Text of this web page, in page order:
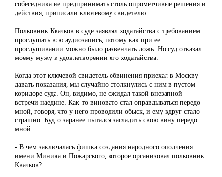
собеседника не предпринимать столь опрометчивые решения и
действия, приписали ключевому свидетелю.
Полковник Квачков в суде заявлял ходатайства с требованием
прослушать всю аудиозапись, потому как при ее
прослушивании можно было развенчать ложь. Но суд отказал
моему мужу в удовлетворении его ходатайства.
Когда этот ключевой свидетель обвинения приехал в Москву
давать показания, мы случайно столкнулись с ним в пустом
коридоре суда. Он, видимо, не ожидал такой внезапной
встречи наедине. Как-то виновато стал оправдываться передо
мной, говоря, что у него проводили обыск, и ему вдруг стало
страшно. Будто заранее пытался загладить свою вину передо
мной.
- В чем заключалась фишка создания народного ополчения
имени Минина и Пожарского, которое организовал полковник
Квачков?